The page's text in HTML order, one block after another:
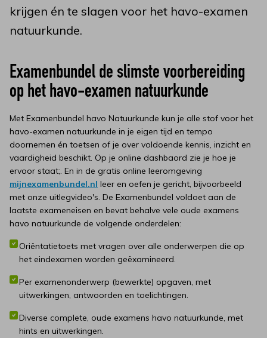
krijgen én te slagen voor het havo-examen
natuurkunde.
Examenbundel de slimste voorbereiding
op het havo-examen natuurkunde
Met Examenbundel havo Natuurkunde kun je alle stof voor het
havo-examen natuurkunde in je eigen tijd en tempo
doornemen én toetsen of je over voldoende kennis, inzicht en
vaardigheid beschikt. Op je online dashbaord zie je hoe je
ervoor staat;. En in de gratis online leeromgeving
mijnexamenbundel.nl leer en oefen je gericht, bijvoorbeeld
met onze uitlegvideo's. De Examenbundel voldoet aan de
laatste exameneisen en bevat behalve vele oude examens
havo natuurkunde de volgende onderdelen:
Oriëntatietoets met vragen over alle onderwerpen die op
het eindexamen worden geëxamineerd.
Per examenonderwerp (bewerkte) opgaven, met
uitwerkingen, antwoorden en toelichtingen.
Diverse complete, oude examens havo natuurkunde, met
hints en uitwerkingen.